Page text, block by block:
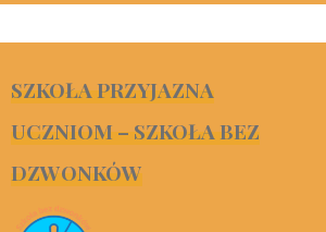
SZKOŁA PRZYJAZNA
UCZNIOM – SZKOŁA BEZ
DZWONKÓW